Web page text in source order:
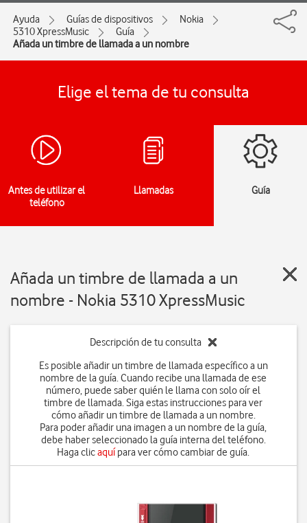
Ayuda Guías de dispositivos
Nokia
5310 XpressMusic
Guía
Añada un timbre de llamada a un nombre
Elige el tema de tu consulta
Antes de utilizar el
teléfono
Llamadas Guía
Añada un timbre de llamada a un
nombre - Nokia 5310 XpressMusic
Descripción de tu consulta
Es posible añadir un timbre de llamada específico a un
nombre de la guía. Cuando recibe una llamada de ese
número, puede saber quién le llama con solo oír el
timbre de llamada. Siga estas instrucciones para ver
cómo añadir un timbre de llamada a un nombre.
Para poder añadir una imagen a un nombre de la guía,
debe haber seleccionado la guía interna del teléfono.
Haga clicaquípara ver cómo cambiar de guía.